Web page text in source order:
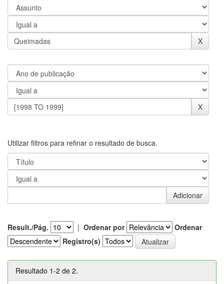
Utilizar filtros para refinar o resultado de busca.
Result./Pág. | Ordenar por
Ordenar
Registro(s)
Resultado 1-2 de 2.